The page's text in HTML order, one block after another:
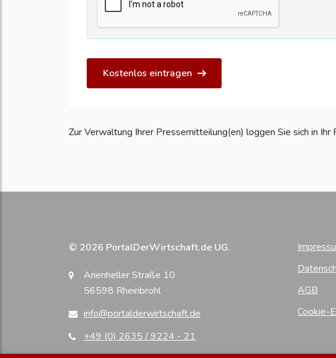
Kostenlos eintragen
Zur Verwaltung Ihrer Pressemitteilung(en) loggen Sie sich in Ihr
© 2026 PortalDerWirtschaft.de UG.
Arienheller Straße 10
56598 Rheinbrohl
info@portalderwirtschaft.de
+49 (0) 2635 / 9224 - 21
AGB
Cookie-